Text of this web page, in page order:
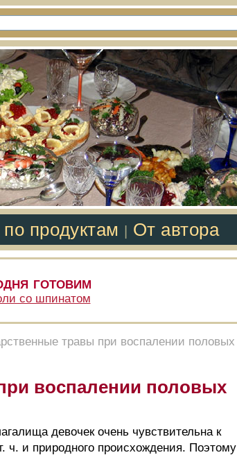
продуктам От автора
готовим
со шпинатом
травы при воспалении половых
воспалении половых
девочек очень чувствительна к
ч. и природного происхождения. Поэтому